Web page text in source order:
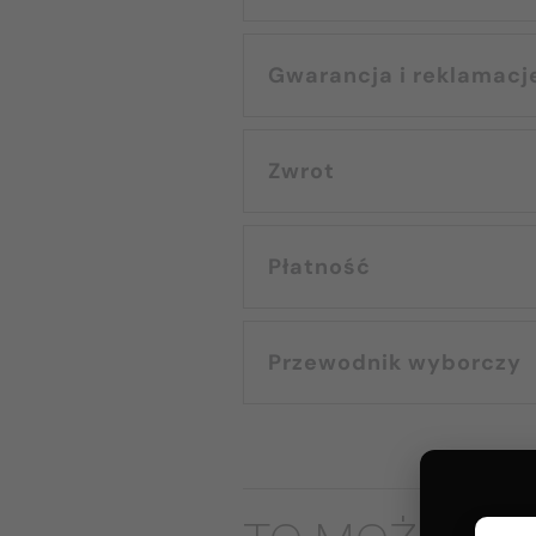
Gwarancja i
Zwrot
Płatność
Przewodnik wyborczy